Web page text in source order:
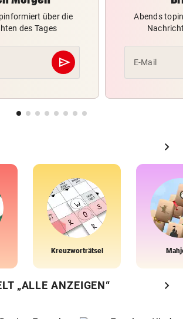
über die
des Tages
send
Abschicken
Abends
E-Mail
chevron_right
Kreuzworträtsel
„ALLE ANZEIGEN“ chevron_right